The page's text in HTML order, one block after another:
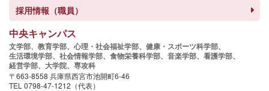
採用情報（職員）
中央キャンパス
文学部、 教育学部、 心理・社会福祉学部、 健康・スポーツ科学部、
生活環境学部、 社会情報学部、 食物栄養科学部、 音楽学部、 看護学部、
経営学部、 大学院、 専攻科
〒663-8558 兵庫県西宮市池開町6-46
TEL 0798-47-1212（代表）